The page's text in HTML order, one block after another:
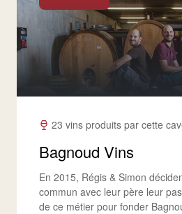
23 vins produits par cette
Bagnoud Vins
En 2015, Régis & Simon
commun avec leur père leur
de ce métier pour fonder